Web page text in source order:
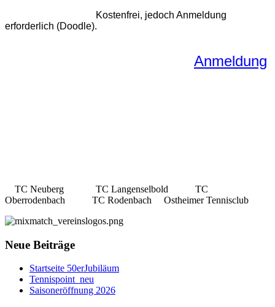
Kostenfrei, jedoch Anmeldung
erforderlich (Doodle).
Anmeldung
TC Neuberg TC Langenselbold TC
Oberrodenbach TC Rodenbach Ostheimer Tennisclub
Neue Beiträge
Startseite 50erJubiläum
Tennispoint_neu
Saisoneröffnung 2026